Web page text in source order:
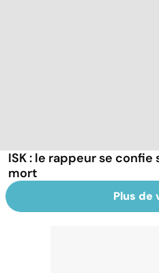
ISK : le rappeur se
mort
Plus de